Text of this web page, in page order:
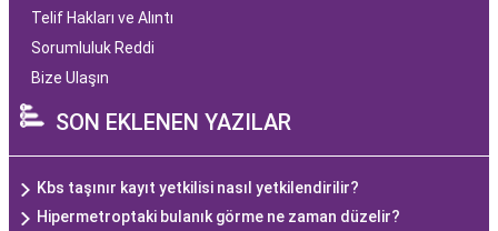
Telif Hakları ve Alıntı
Sorumluluk Reddi
Bize Ulaşın
SON EKLENEN YAZILAR
Kbs taşınır kayıt yetkilisi nasıl yetkilendirilir?
Hipermetroptaki bulanık görme ne zaman düzelir?